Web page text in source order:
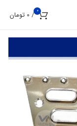
0
/
0 تومان